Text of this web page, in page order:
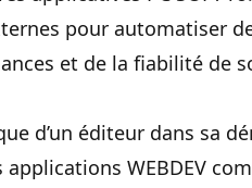
pour automatiser
et de la fiabilité de
d’un éditeur dans sa
applications WEBDEV